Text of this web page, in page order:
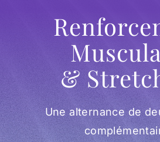
Animation
Prévention
&
Une alternance de